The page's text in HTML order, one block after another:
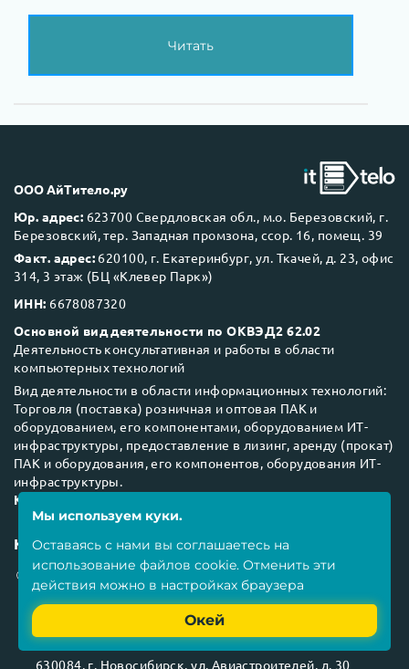
Читать
ООО АйТитело.ру
Юр. адрес: 623700 Свердловская обл., м.о. Березовский, г.
Березовский, тер. Западная промзона, ссор. 16, помещ. 39
Факт. адрес: 620100, г. Екатеринбург, ул. Ткачей, д. 23, офис
314, 3 этаж (БЦ «Клевер Парк»)
ИНН: 6678087320
Основной вид деятельности по ОКВЭД2 62.02
Деятельность консультативная и работы в области
компьютерных технологий
Вид деятельности в области информационных технологий:
Торговля (поставка) розничная и оптовая ПАК и
оборудованием, его компонентами, оборудованием ИТ-
инфраструктуры, предоставление в лизинг, аренду (прокат)
ПАК и оборудования, его компонентов, оборудования ИТ-
инфраструктуры.
Код:
Контакты
620100 Екатеринбург , ул. Ткачей, д. 23, офис
314, 3 этаж (БЦ «Клевер Парк»)
Отрадная, д. 2Б ст6
199155, г.Санкт-Петербург, ул.Наличная, д. 49
630084, г. Новосибирск, ул. Авиастроителей, д. 30
Мы используем куки.
Оставаясь с нами вы соглашаетесь на
использование файлов cookie. Отменить эти
действия можно в настройках браузера
Окей